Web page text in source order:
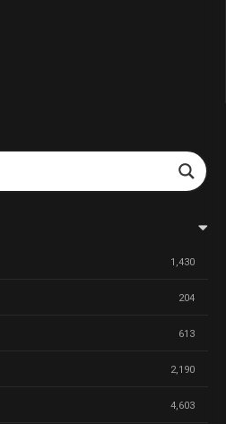
1,430
204
613
2,190
4,603